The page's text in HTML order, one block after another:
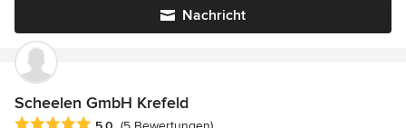
Nachricht
Scheelen GmbH Krefeld
Durchschnittliche Bewertung: 5 von 5 Sternen